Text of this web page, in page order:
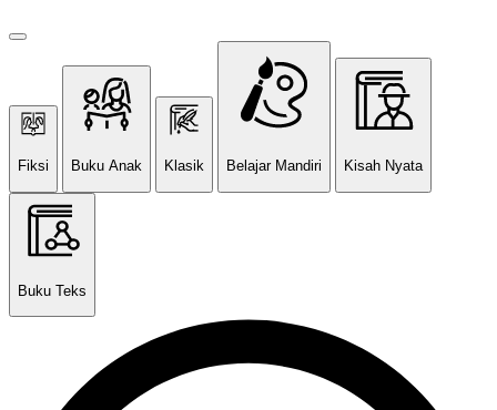
Fiksi Buku Anak Klasik Belajar Mandiri Kisah Nyata
Buku Teks